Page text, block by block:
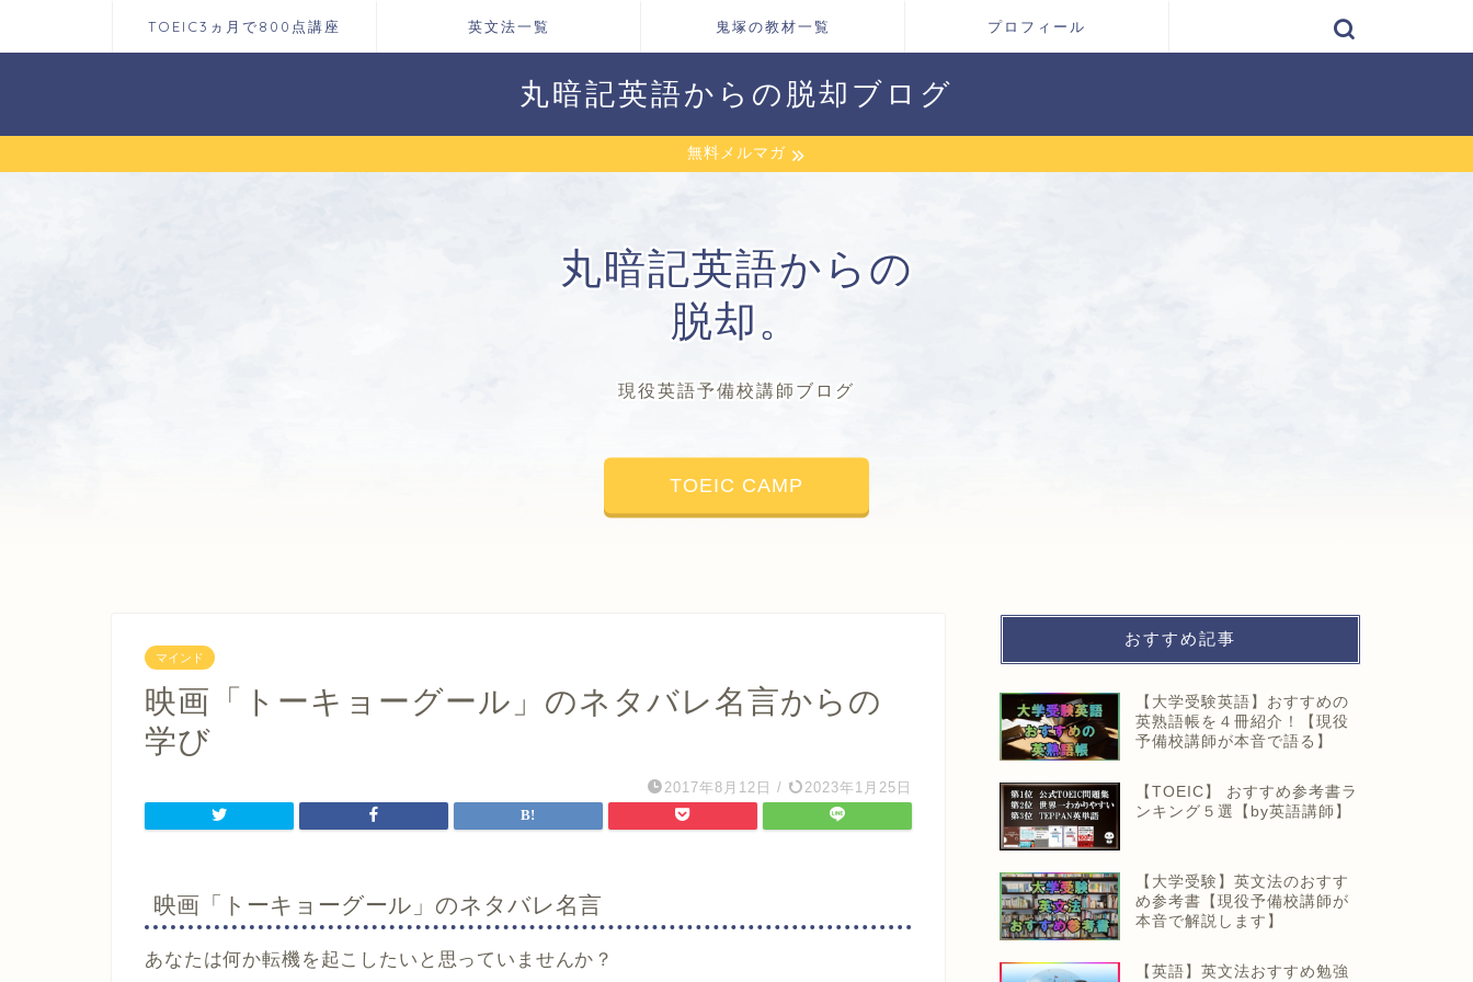
TOEIC3ヵ月で800点講座 英文法一覧 鬼塚の教材一覧 プロフィール
丸暗記英語からの脱却ブログ
無料メルマガ
丸暗記英語からの
脱却。
現役英語予備校講師ブログ
TOEIC CAMP
マインド
映画「トーキョーグール」のネタバレ名言からの
学び
2017年8月12日 / 2023年1月25日
映画「トーキョーグール」のネタバレ名言
あなたは何か転機を起こしたいと思っていませんか？
おすすめ記事
【大学受験英語】おすすめの
英熟語帳を４冊紹介！【現役
予備校講師が本音で語る】
【TOEIC】 おすすめ参考書ラ
ンキング５選【by英語講師】
【大学受験】英文法のおすす
め参考書【現役予備校講師が
本音で解説します】
【英語】英文法おすすめ勉強